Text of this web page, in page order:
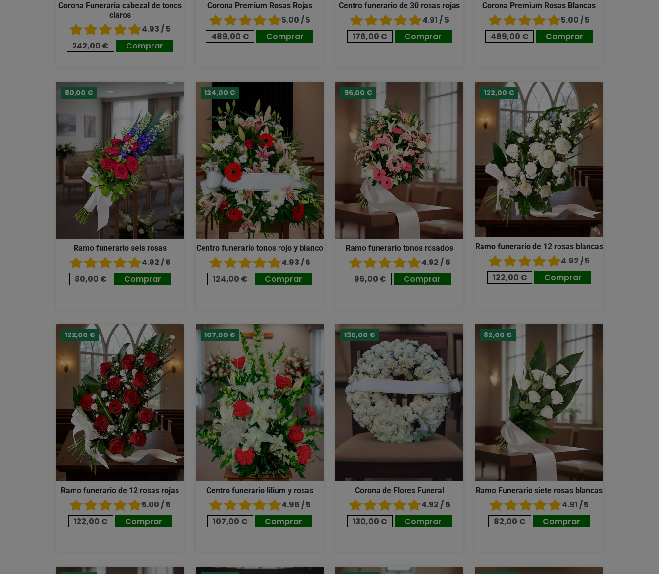
Corona Funeraria cabezal de tonos
claros
4.93 / 5
242,00 €
Comprar
Corona Premium Rosas Rojas
5.00 / 5
489,00 €
Comprar
Centro funerario de 30 rosas rojas
4.91 / 5
176,00 €
Comprar
Corona Premium Rosas Blancas
5.00 / 5
489,00 €
Comprar
80,00 €
Ramo funerario seis rosas
4.92 / 5
80,00 €
Comprar
124,00 €
Centro funerario tonos rojo y blanco
4.93 / 5
124,00 €
Comprar
96,00 €
Ramo funerario tonos rosados
4.92 / 5
96,00 €
Comprar
122,00 €
Ramo funerario de 12 rosas blancas
4.92 / 5
122,00 €
Comprar
122,00 €
Ramo funerario de 12 rosas rojas
5.00 / 5
122,00 €
Comprar
107,00 €
Centro funerario lilium y rosas
4.96 / 5
107,00 €
Comprar
130,00 €
Corona de Flores Funeral
4.92 / 5
130,00 €
Comprar
82,00 €
Ramo Funerario siete rosas blancas
4.91 / 5
82,00 €
Comprar